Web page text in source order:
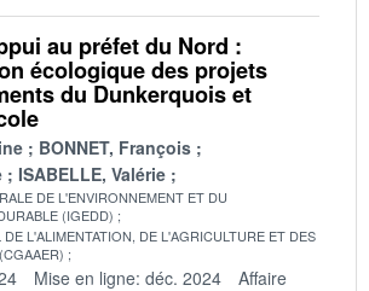
au préfet du Nord :
écologique des projets
du Dunkerquois et
BONNET, François
ISABELLE, Valérie
DE L'ENVIRONNEMENT ET DU
(IGEDD)
L'ALIMENTATION, DE L'AGRICULTURE ET DES
Mise en ligne: déc. 2024
Affaire